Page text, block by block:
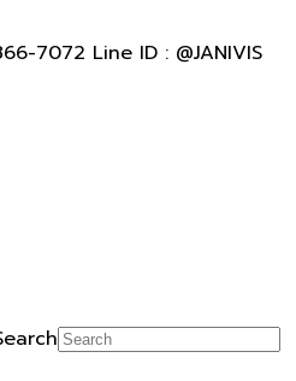
7072 Line ID : @JANIVIS